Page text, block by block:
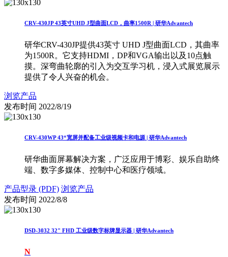
CRV-430JP 43英寸UHD J型曲面LCD，曲率1500R | 研华Advantech
研华CRV-430JP提供43英寸 UHD J型曲面LCD，其曲率
为1500R。它支持HDMI，DP和VGA输出以及10点触
摸。深弯曲轮廓的引入为交互学习机，浸入式展览展示
提供了令人兴奋的机会。
浏览产品
发布时间 2022/8/19
CRV-430WP 43“宽屏并配备工业级视频卡和电源 | 研华Advantech
研华曲面屏幕解决方案，广泛应用于博彩、娱乐自助终
端、数字多媒体、控制中心和医疗领域。
产品型录 (PDF) 浏览产品
发布时间 2022/8/8
DSD-3032 32" FHD 工业级数字标牌显示器 | 研华Advantech
N